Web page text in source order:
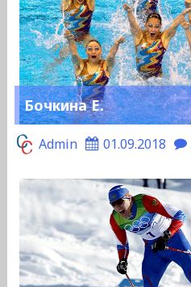
Бочкина Е.
Admin 01.09.2018